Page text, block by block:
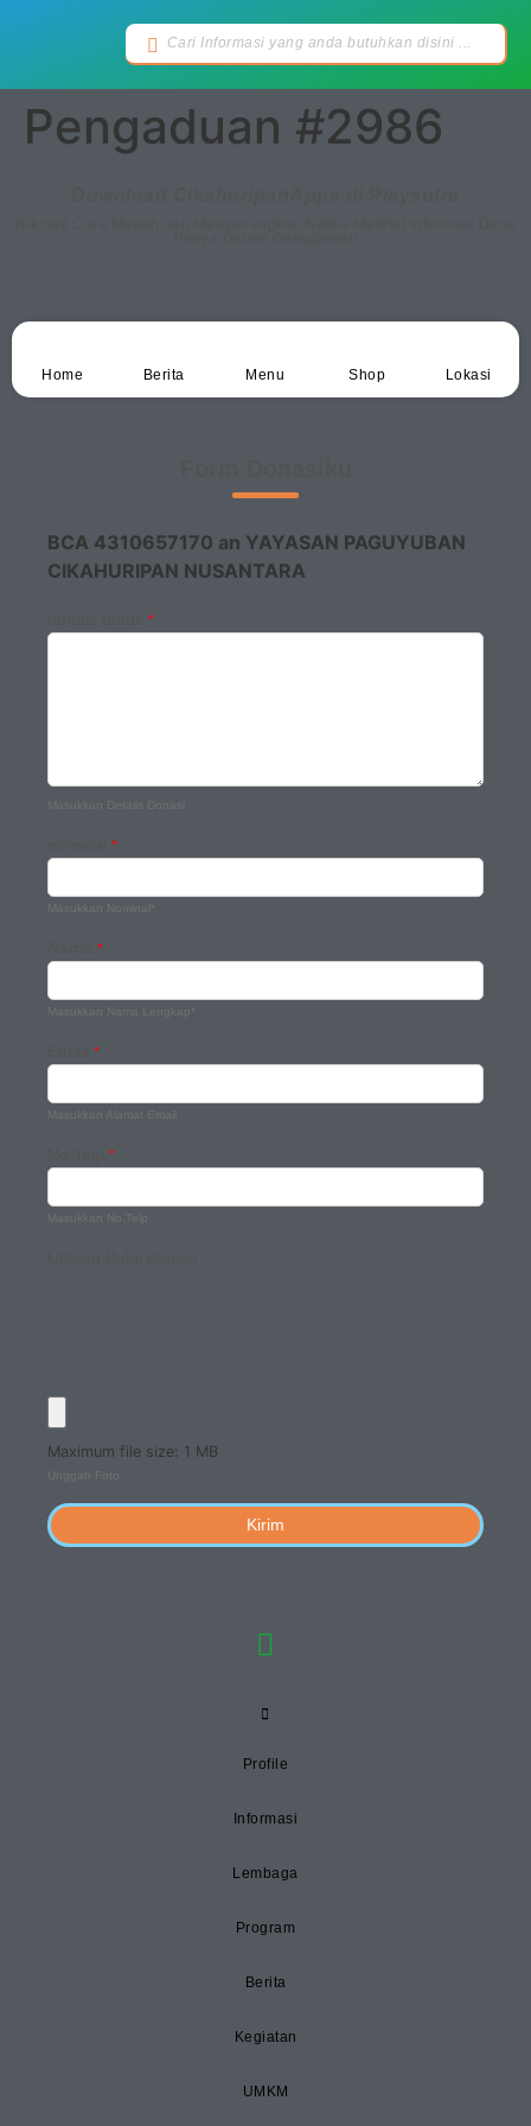
Pengaduan #2986
Home Berita Menu Shop Lokasi
BCA 4310657170 an YAYASAN PAGUYUBAN
CIKAHURIPAN NUSANTARA
*
Masukkan Details Donasi
*
Masukkan Nominal*
*
Masukkan Nama Lengkap*
*
Masukkan Alamat Email
*
Masukkan No.Telp
Maximum file size: 1 MB
Unggah Foto
Kirim
Profile
Informasi
Lembaga
Program
Berita
Kegiatan
UMKM